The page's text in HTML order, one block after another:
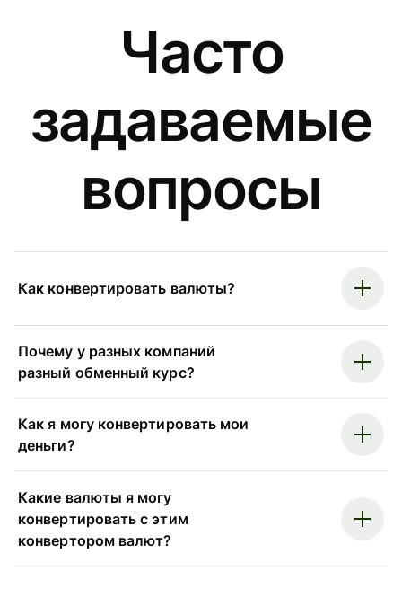
Часто
задаваемые
вопросы
Как конвертировать валюты?
Почему у разных компаний
разный обменный курс?
Как я могу конвертировать мои
деньги?
Какие валюты я могу
конвертировать с этим
конвертором валют?